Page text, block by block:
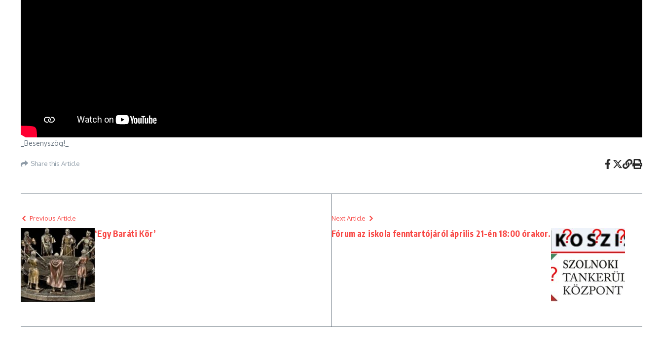
_Besenyszög!_
Share this Article
Previous Article
‘Egy Baráti Kör’
Next Article
Fórum az iskola fenntartójáról április 21-én 18:00 órakor.